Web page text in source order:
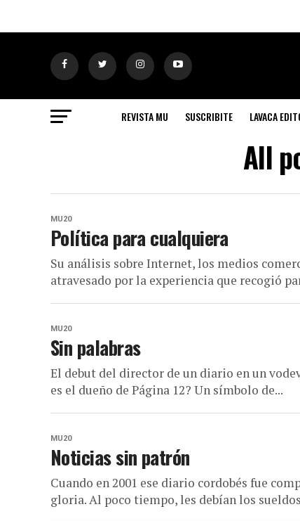
REVISTA MU SUSCRIBITE LAVACA
All
MU20
Política para cualquiera
Su análisis sobre Internet, los medios
atravesado por la experiencia que recogió
MU20
Sin palabras
El debut del director de un diario en un
es el dueño de Página 12? Un símbolo de...
MU20
Noticias sin patrón
Cuando en 2001 ese diario cordobés fue
gloria. Al poco tiempo, les debían los